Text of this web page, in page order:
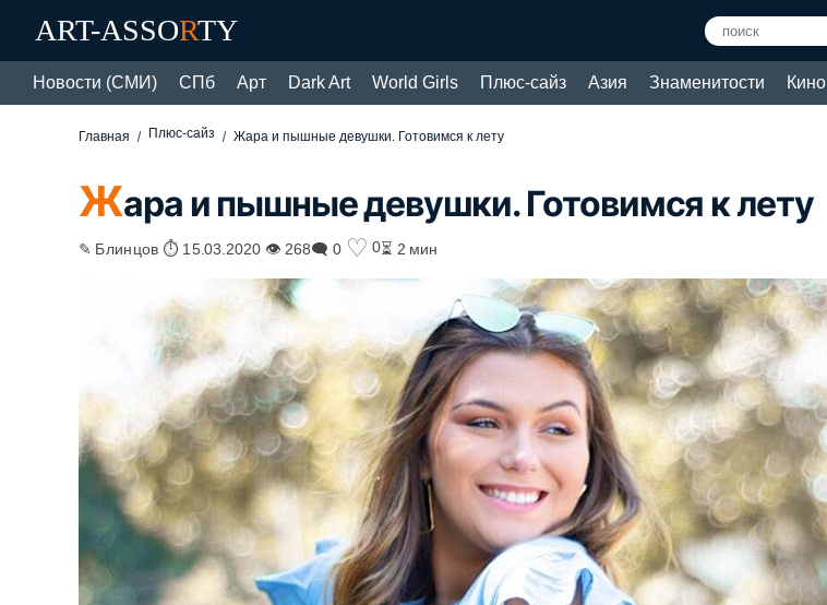
ART-ASSORTY
Новости (СМИ) СПб Арт Dark Art World Girls Плюс-сайз Азия Знаменитости Кино
Главная Плюс-сайз Жара и пышные девушки. Готовимся к лету
Жара и пышные девушки. Готовимся к лету
✎ Блинцов ⏱ 15.03.2020 👁 268🗨 0 ♡ 0⏳ 2 мин